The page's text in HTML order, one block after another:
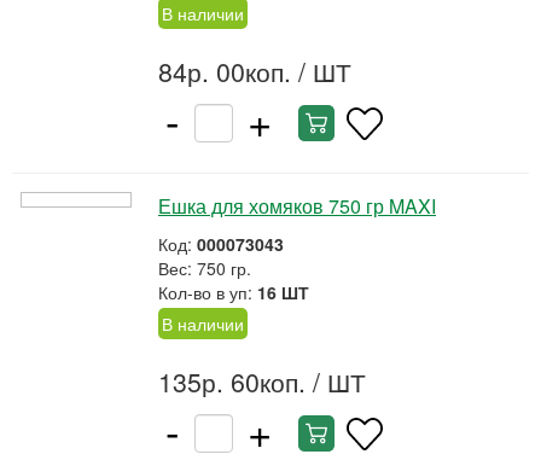
В наличии
84р. 00коп. / ШТ
- +
Ешка для хомяков 750 гр MAXI
Код: 000073043
Вес: 750 гр.
Кол-во в уп: 16 ШТ
В наличии
135р. 60коп. / ШТ
- +